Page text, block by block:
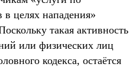
в целях нападения»
такая активность
или физических лиц
кодекса, остаётся